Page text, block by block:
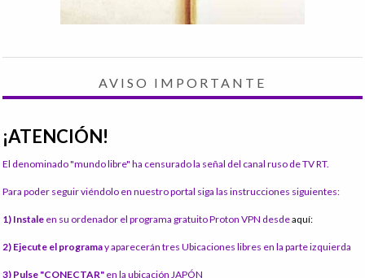
AVISO IMPORTANTE
¡ATENCIÓN!
El denominado "mundo libre" ha censurado la señal del canal ruso de TV RT.
Para poder seguir viéndolo en nuestro portal siga las instrucciones siguientes:
1) Instale en su ordenador el programa gratuito Proton VPN desdeaquí:
2) Ejecute el programay aparecerán tres Ubicaciones libres en la parte izquierda
3) Pulse "CONECTAR" en la ubicación JAPÓN